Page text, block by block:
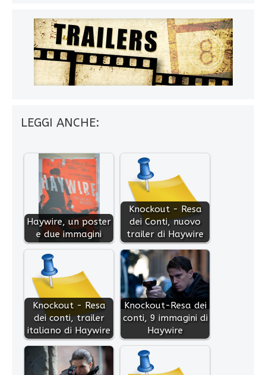
LEGGI ANCHE:
Haywire, un poster
e due immagini
Knockout - Resa
dei Conti, nuovo
trailer di Haywire
Knockout - Resa
dei conti, trailer
italiano di Haywire
Knockout-Resa dei
conti, 9 immagini di
Haywire